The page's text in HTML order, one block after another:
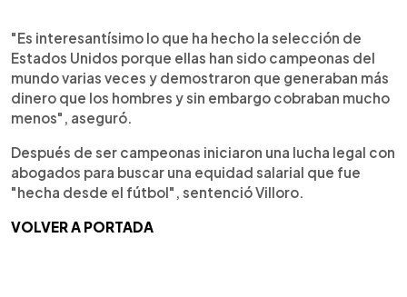
"Es interesantísimo lo que ha hecho la selección de
Estados Unidos porque ellas han sido campeonas del
mundo varias veces y demostraron que generaban más
dinero que los hombres y sin embargo cobraban mucho
menos", aseguró.
Después de ser campeonas iniciaron una lucha legal con
abogados para buscar una equidad salarial que fue
"hecha desde el fútbol", sentenció Villoro.
VOLVER A PORTADA